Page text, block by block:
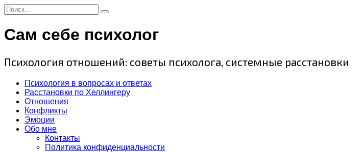
Перейти
к
Search
for:
Сам себе психолог
Психология отношений: советы психолога, системные расстановки
Психология в вопросах и ответах
Расстановки по Хеллингеру
Отношения
Конфликты
Эмоции
Обо мне
Контакты
Политика конфиденциальности